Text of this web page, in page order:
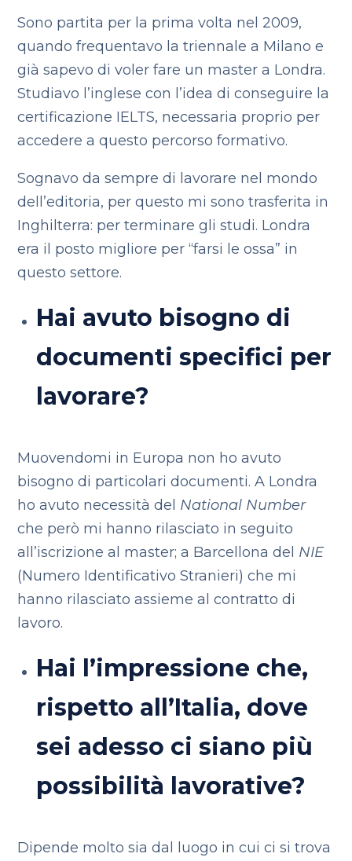
Sono partita per la prima volta nel 2009,
quando frequentavo la triennale a Milano e
già sapevo di voler fare un master a Londra.
Studiavo l’inglese con l’idea di conseguire la
certificazione IELTS, necessaria proprio per
accedere a questo percorso formativo.
Sognavo da sempre di lavorare nel mondo
dell’editoria, per questo mi sono trasferita in
Inghilterra: per terminare gli studi. Londra
era il posto migliore per “farsi le ossa” in
questo settore.
Hai avuto bisogno di
documenti specifici per
lavorare?
Muovendomi in Europa non ho avuto
bisogno di particolari documenti. A Londra
ho avuto necessità del National Number
che però mi hanno rilasciato in seguito
all’iscrizione al master; a Barcellona del NIE
(Numero Identificativo Stranieri) che mi
hanno rilasciato assieme al contratto di
lavoro.
Hai l’impressione che,
rispetto all’Italia, dove
sei adesso ci siano più
possibilità lavorative?
Dipende molto sia dal luogo in cui ci si trova